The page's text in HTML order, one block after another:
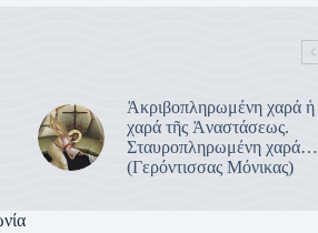
Ἀκριβοπληρωμένη χαρά ἡ
χαρά τῆς Ἀναστάσεως.
Σταυροπληρωμένη χαρά…
(Γερόντισσας Μόνικας)